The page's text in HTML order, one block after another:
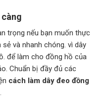
trọng nếu bạn muốn thực
và nhanh chóng. vì dây
để làm cho đồng hồ của
Chuẩn bị đầy đủ các
cách làm dây đeo đồng